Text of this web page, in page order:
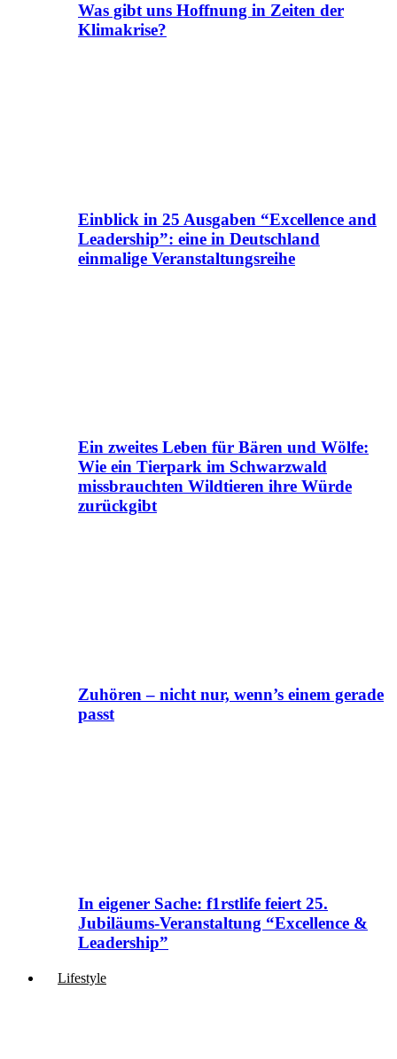
Was gibt uns Hoffnung in Zeiten der
Klimakrise?
Einblick in 25 Ausgaben “Excellence and
Leadership”: eine in Deutschland
einmalige Veranstaltungsreihe
Ein zweites Leben für Bären und Wölfe:
Wie ein Tierpark im Schwarzwald
missbrauchten Wildtieren ihre Würde
zurückgibt
Zuhören – nicht nur, wenn’s einem gerade
passt
In eigener Sache: f1rstlife feiert 25.
Jubiläums-Veranstaltung “Excellence &
Leadership”
Lifestyle